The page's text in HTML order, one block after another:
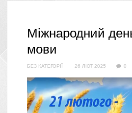
Міжнародний
мови
БЕЗ КАТЕГОРІЇ 26 ЛЮТ 2025 0